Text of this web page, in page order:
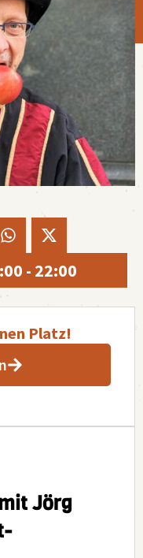
- 22:00
Platz!
Jörg